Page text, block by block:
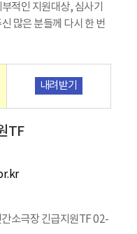
적인 지원대상, 심사기
많은 분들께 다시 한 번
내려받기
TF
소극장 긴급지원TF 02-